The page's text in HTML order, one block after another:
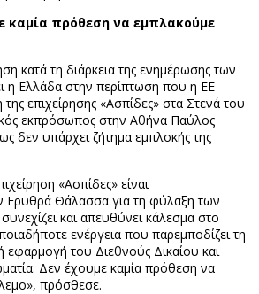
καμία πρόθεση να εμπλακούμε
κατά τη διάρκεια της ενημέρωσης των
η Ελλάδα στην περίπτωση που η ΕΕ
επιχείρησης «Ασπίδες» στα Στενά του
εκπρόσωπος στην Αθήνα Παύλος
δεν υπάρχει ζήτημα εμπλοκής της
«Ασπίδες» είναι
Ερυθρά Θάλασσα για τη φύλαξη των
και απευθύνει κάλεσμα στο
ενέργεια που παρεμποδίζει τη
εφαρμογή του Διεθνούς Δικαίου και
Δεν έχουμε καμία πρόθεση να
πρόσθεσε.